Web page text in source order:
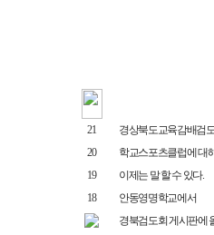
21
경상북도교육감배검
20
학교스포츠클럽에 대
19
이제는 말 할 수 있다.
18
안동영명학교에서
경북검도회 게시판에